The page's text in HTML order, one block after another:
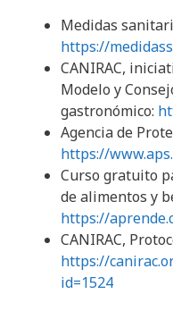
Medidas
https://
CANIRAC,
Modelo y
gastronómico:
Agencia de
https://
Curso gratuito
de alimentos y
https://
CANIRAC,
https://
id=1524